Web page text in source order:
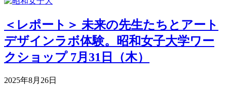
＜レポート＞ 未来の先生たちとアート
デザインラボ体験。昭和女子大学ワー
クショップ 7月31日（木）
2025年8月26日